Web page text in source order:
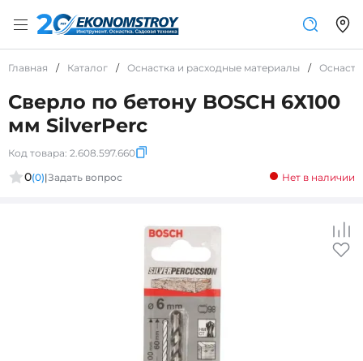
Главная / Каталог / Оснастка и расходные материалы /
Сверло по бетону BOSCH 6Х100
мм SilverPerc
Код товара: 2.608.597.660
0(0)|Задать вопрос Нет в наличии